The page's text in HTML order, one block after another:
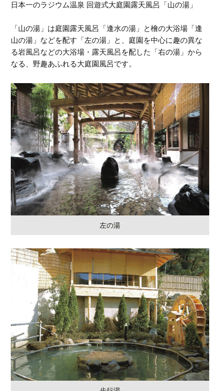
日本一のラジウム温泉 回遊式大庭園露天風呂「山の湯」
「山の湯」は庭園露天風呂「逢水の湯」と檜の大浴場「逢
山の湯」などを配す「左の湯」と、庭園を中心に趣の異な
る岩風呂などの大浴場・露天風呂を配した「右の湯」から
なる、野趣あふれる大庭園風呂です。
左の湯